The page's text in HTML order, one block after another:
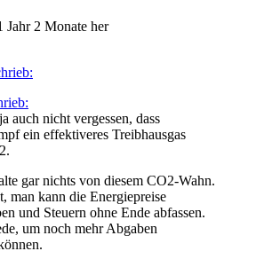
Jahr 2 Monate her
auch nicht vergessen, dass
ein effektiveres Treibhausgas
gar nichts von diesem CO2-Wahn.
man kann die Energiepreise
und Steuern ohne Ende abfassen.
um noch mehr Abgaben